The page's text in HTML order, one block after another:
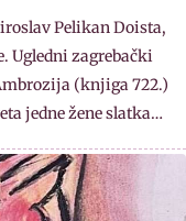
Pelikan Doista,
Ugledni zagrebački
(knjiga 722.)
jedne žene slatka…